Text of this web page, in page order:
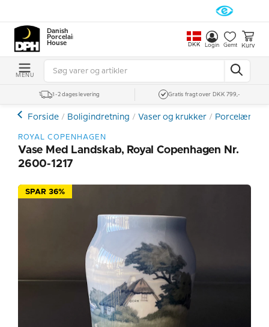
Danish
Porcelain
House
DKK Login Gemt Kurv
MENU
1-2 dages levering Gratis fragt over DKK 799,-
Forside Boligindretning Vaser og krukker
ROYAL COPENHAGEN
Vase Med Landskab, Royal Copenhagen Nr.
2600-1217
SPAR 36%